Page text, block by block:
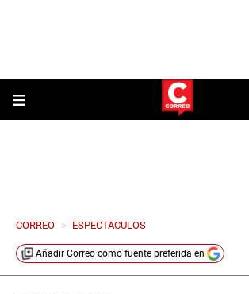
CORREO > ESPECTACULOS
Añadir Correo como fuente preferida en